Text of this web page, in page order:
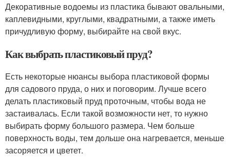
Декоративные водоемы из пластика бывают овальными,
каплевидными, круглыми, квадратными, а также иметь
причудливую форму, выбирайте на свой вкус.
Как выбрать пластиковый пруд?
Есть некоторые нюансы выбора пластиковой формы
для садового пруда, о них и поговорим. Лучше всего
делать пластиковый пруд проточным, чтобы вода не
застаивалась. Если такой возможности нет, то нужно
выбирать форму большого размера. Чем больше
поверхность воды, тем дольше она нагревается, меньше
засоряется и цветет.